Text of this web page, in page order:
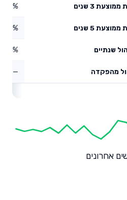
3 שנים
5 שנים
שנתיים
מהפקדה —